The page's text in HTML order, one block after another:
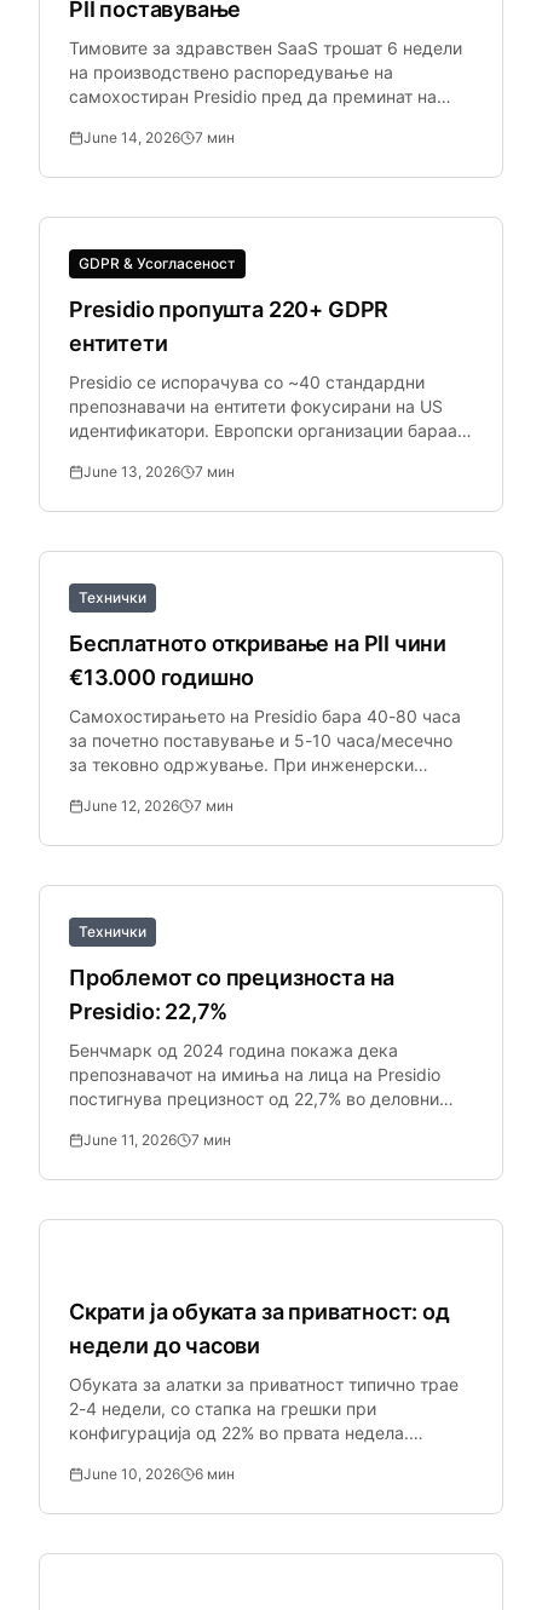
PII поставување
Тимовите за здравствен SaaS трошат 6 недели
на производствено распоредување на
самохостиран Presidio пред да преминат на
распоредувањето.
June 14, 2026 7 мин
GDPR & Усогласеност
Presidio пропушта 220+ GDPR
ентитети
Presidio се испорачува со ~40 стандардни
препознавачи на ентитети фокусирани на US
идентификатори. Европски организации бараат
June 13, 2026 7 мин
Технички
Бесплатното откривање на PII чини
€13.000 годишно
Самохостирањето на Presidio бара 40-80 часа
за почетно поставување и 5-10 часа/месечно
за тековно одржување. При инженерски
June 12, 2026 7 мин
Технички
Проблемот со прецизноста на
Presidio: 22,7%
Бенчмарк од 2024 година покажа дека
препознавачот на имиња на лица на Presidio
постигнува прецизност од 22,7% во деловни
откривањата се лажни позитиви.
June 11, 2026 7 мин
Скрати ја обуката за приватност: од
недели до часови
Обуката за алатки за приватност типично трае
2-4 недели, со стапка на грешки при
конфигурација од 22% во првата недела.
на 1 ден.
June 10, 2026 6 мин